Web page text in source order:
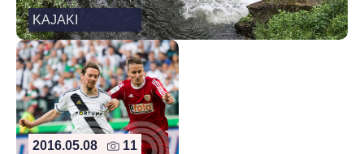
KAJAKI
2016.05.08 11